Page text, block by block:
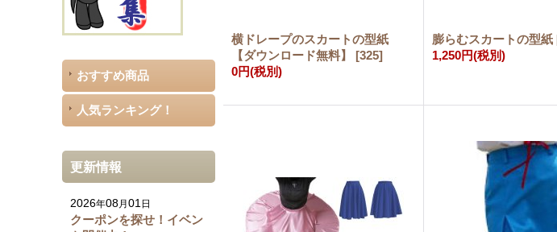
おすすめ商品
人気ランキング！
更新情報
2026年08月01 日
クーポンを探せ！イベン
横ドレープのスカートの型紙
【ダウンロード無料】
[325]
0円(税別)
膨らむスカートの型紙
1,250円(税別)